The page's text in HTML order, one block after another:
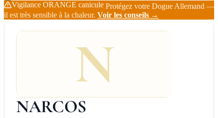
Vigilance ORANGE canicule Protégez votre Dogue Allemand —
il est très sensible à la chaleur. Voir les conseils →
N
NARCOS